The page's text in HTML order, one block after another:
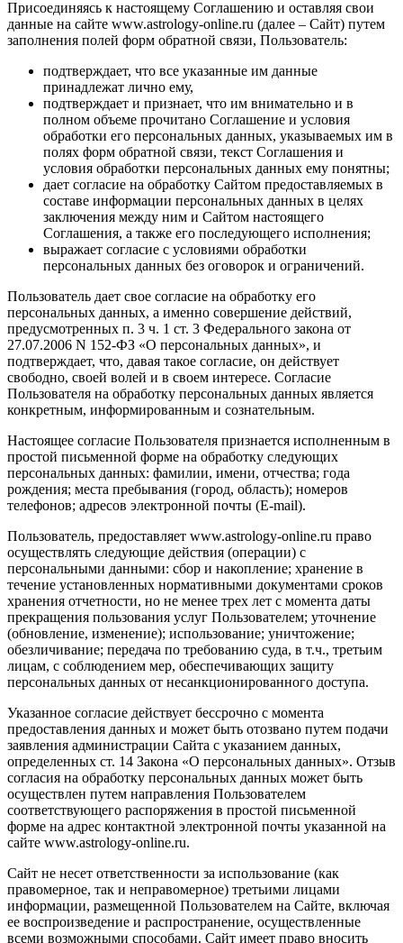
Присоединяясь к настоящему Соглашению и оставляя свои
данные на сайте www.astrology-online.ru (далее – Сайт) путем
заполнения полей форм обратной связи, Пользователь:
подтверждает, что все указанные им данные
принадлежат лично ему,
подтверждает и признает, что им внимательно и в
полном объеме прочитано Соглашение и условия
обработки его персональных данных, указываемых им в
полях форм обратной связи, текст Соглашения и
условия обработки персональных данных ему понятны;
дает согласие на обработку Сайтом предоставляемых в
составе информации персональных данных в целях
заключения между ним и Сайтом настоящего
Соглашения, а также его последующего исполнения;
выражает согласие с условиями обработки
персональных данных без оговорок и ограничений.
Пользователь дает свое согласие на обработку его
персональных данных, а именно совершение действий,
предусмотренных п. 3 ч. 1 ст. 3 Федерального закона от
27.07.2006 N 152-ФЗ «О персональных данных», и
подтверждает, что, давая такое согласие, он действует
свободно, своей волей и в своем интересе. Согласие
Пользователя на обработку персональных данных является
конкретным, информированным и сознательным.
Настоящее согласие Пользователя признается исполненным в
простой письменной форме на обработку следующих
персональных данных: фамилии, имени, отчества; года
рождения; места пребывания (город, область); номеров
телефонов; адресов электронной почты (E-mail).
Пользователь, предоставляет www.astrology-online.ru право
осуществлять следующие действия (операции) с
персональными данными: сбор и накопление; хранение в
течение установленных нормативными документами сроков
хранения отчетности, но не менее трех лет с момента даты
прекращения пользования услуг Пользователем; уточнение
(обновление, изменение); использование; уничтожение;
обезличивание; передача по требованию суда, в т.ч., третьим
лицам, с соблюдением мер, обеспечивающих защиту
персональных данных от несанкционированного доступа.
Указанное согласие действует бессрочно с момента
предоставления данных и может быть отозвано путем подачи
заявления администрации Сайта с указанием данных,
определенных ст. 14 Закона «О персональных данных». Отзыв
согласия на обработку персональных данных может быть
осуществлен путем направления Пользователем
соответствующего распоряжения в простой письменной
форме на адрес контактной электронной почты указанной на
сайте www.astrology-online.ru.
Сайт не несет ответственности за использование (как
правомерное, так и неправомерное) третьими лицами
информации, размещенной Пользователем на Сайте, включая
ее воспроизведение и распространение, осуществленные
всеми возможными способами. Сайт имеет право вносить